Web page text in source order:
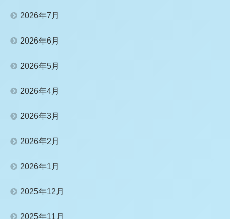
2026年7月
2026年6月
2026年5月
2026年4月
2026年3月
2026年2月
2026年1月
2025年12月
2025年11月